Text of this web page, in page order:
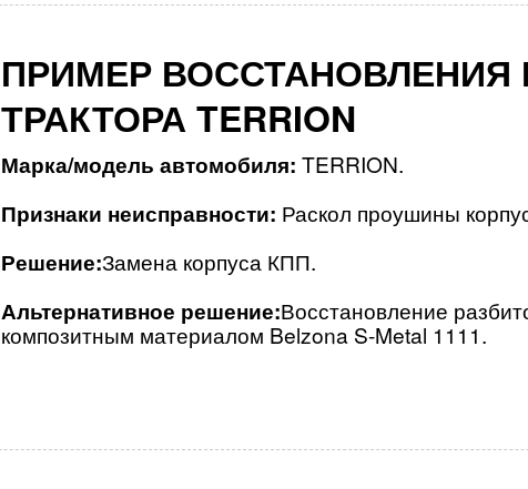
ПРИМЕР
ТРАКТОРА TERRION
Марка/модель автомобиля: TERRION.
Признаки неисправности: Раскол проушины
Решение:Замена корпуса КПП.
Альтернативное решение:Восстановление
композитным материалом Belzona S-Metal 1111.